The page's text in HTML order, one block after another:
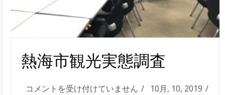
熱海市観光実態調査
熱
コメントを受け付けていません
10月, 10, 2019